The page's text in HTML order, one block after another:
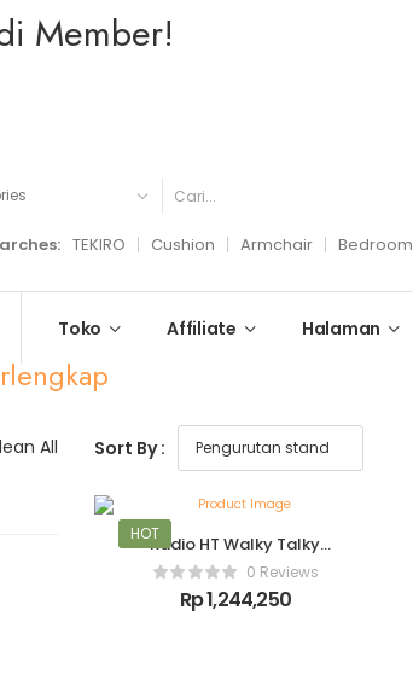
Member!
TEKIRO Cushion Armchair Bedroom
Toko Affiliate Halaman
All Sort By :
HOTRadio HT Walky Talky
Motorola0 Reviews
Rp1,244,250